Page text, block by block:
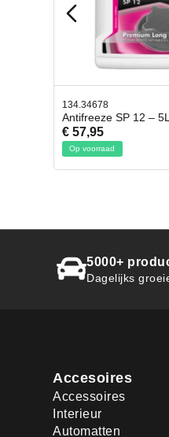
40.500
Krokodillen bek 2
€ 4,95
Op voorraad
5000+
Dagelijks
Accesoires
Accessoires
Interieur
Automatten